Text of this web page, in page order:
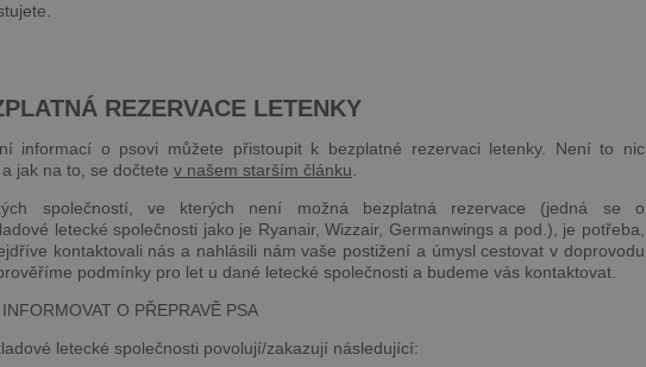
REZERVACE LETENKY
informací o psovi můžete přistoupit k bezplatné rezervaci letenky. Není to nic
jak na to, se dočtete v našem starším článku
společností, ve kterých není možná bezplatná rezervace (jedná se o
letecké společnosti jako je Ryanair, Wizzair, Germanwings a pod.), je potřeba,
kontaktovali nás a nahlásili nám vaše postižení a úmysl cestovat v doprovodu
podmínky pro let u dané letecké společnosti a budeme vás kontaktovat.
O PŘEPRAVĚ PSA
letecké společnosti povolují/zakazují následující: